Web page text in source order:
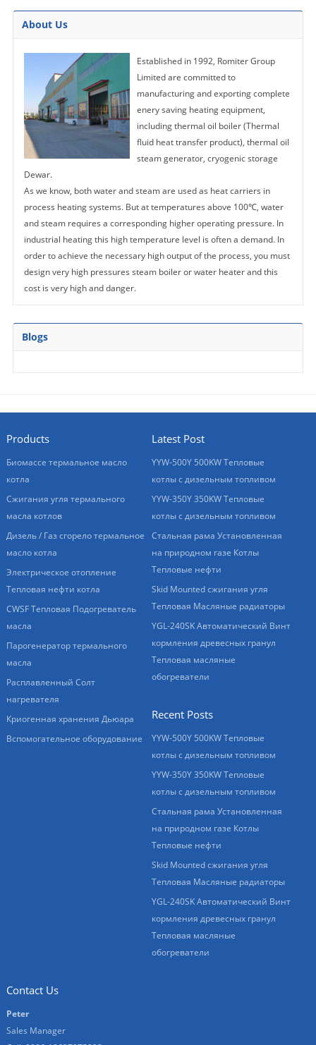
About Us
Established in 1992, Romiter Group
Limited are committed to
manufacturing and exporting complete
enery saving heating equipment,
including thermal oil boiler (Thermal
fluid heat transfer product), thermal oil
steam generator, cryogenic storage
Dewar.
As we know, both water and steam are used as heat carriers in
process heating systems. But at temperatures above 100℃, water
and steam requires a corresponding higher operating pressure. In
industrial heating this high temperature level is often a demand. In
order to achieve the necessary high output of the process, you must
design very high pressures steam boiler or water heater and this
cost is very high and danger.
Blogs
Products
Биомассе термальное масло
котла
Сжигания угля термального
масла котлов
Дизель / Газ сгорело термальное
масло котла
Электрическое отопление
Тепловая нефти котла
CWSF Тепловая Подогреватель
масла
Парогенератор термального
масла
Расплавленный Солт
нагревателя
Криогенная хранения Дьюара
Вспомогательное оборудование
Latest Post
YYW-500Y 500KW Тепловые
котлы с дизельным топливом
YYW-350Y 350KW Тепловые
котлы с дизельным топливом
Стальная рама Установленная
на природном газе Котлы
Тепловые нефти
Skid Mounted сжигания угля
Тепловая Масляные радиаторы
YGL-240SK Автоматический Винт
кормления древесных гранул
Тепловая масляные
обогреватели
Recent Posts
YYW-500Y 500KW Тепловые
котлы с дизельным топливом
YYW-350Y 350KW Тепловые
котлы с дизельным топливом
Стальная рама Установленная
на природном газе Котлы
Тепловые нефти
Skid Mounted сжигания угля
Тепловая Масляные радиаторы
YGL-240SK Автоматический Винт
кормления древесных гранул
Тепловая масляные
обогреватели
Contact Us
Peter
Sales Manager